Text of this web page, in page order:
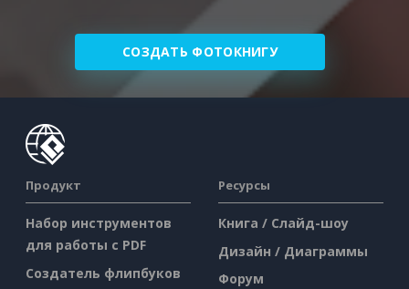
СОЗДАТЬ ФОТОКНИГУ
Продукт
Набор инструментов
для работы с PDF
Создатель флипбуков
Ресурсы
Книга / Слайд-шоу
Дизайн / Диаграммы
Форум